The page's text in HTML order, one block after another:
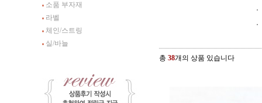
소품 부자재
라벨
체인/스트링
실/바늘
총 38개의 상품 있습니다